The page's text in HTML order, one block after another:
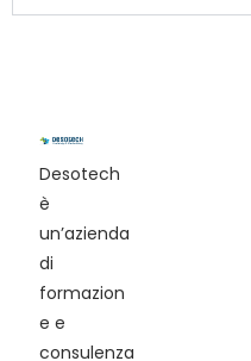
Desotech
è
un’azienda
di
formazion
e e
consulenza